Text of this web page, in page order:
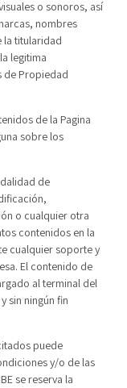
o sonoros, así
nombres
la titularidad
legitima
de Propiedad
de la Pagina
sobre los
de
o cualquier otra
contenidos en la
cualquier soporte y
El contenido de
al terminal del
sin ningún fin
puede
y/o de las
se reserva la